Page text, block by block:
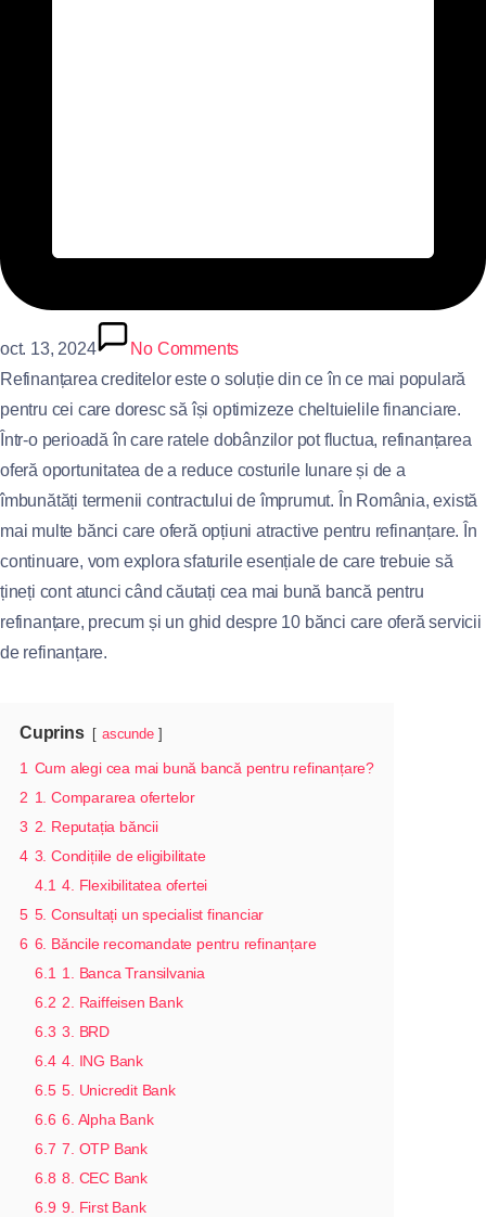
oct. 13, 2024
No Comments
Refinanțarea creditelor este o soluție din ce în ce mai populară
pentru cei care doresc să își optimizeze cheltuielile financiare.
Într-o perioadă în care ratele dobânzilor pot fluctua, refinanțarea
oferă oportunitatea de a reduce costurile lunare și de a
îmbunătăți termenii contractului de împrumut. În România, există
mai multe bănci care oferă opțiuni atractive pentru refinanțare. În
continuare, vom explora sfaturile esențiale de care trebuie să
țineți cont atunci când căutați cea mai bună bancă pentru
refinanțare, precum și un ghid despre 10 bănci care oferă servicii
de refinanțare.
Cuprins ascunde
1 Cum alegi cea mai bună bancă pentru refinanțare?
2 1. Compararea ofertelor
3 2. Reputația băncii
4 3. Condițiile de eligibilitate
4.1 4. Flexibilitatea ofertei
5 5. Consultați un specialist financiar
6 6. Băncile recomandate pentru refinanțare
6.1 1. Banca Transilvania
6.2 2. Raiffeisen Bank
6.3 3. BRD
6.4 4. ING Bank
6.5 5. Unicredit Bank
6.6 6. Alpha Bank
6.7 7. OTP Bank
6.8 8. CEC Bank
6.9 9. First Bank